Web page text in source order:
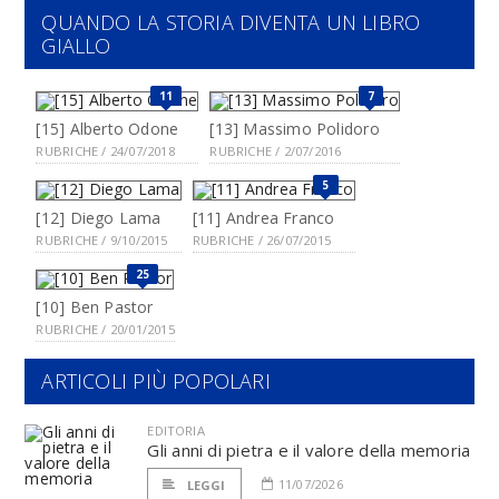
QUANDO LA STORIA DIVENTA UN LIBRO
GIALLO
11
[15] Alberto Odone
RUBRICHE / 24/07/2018
7
[13] Massimo Polidoro
RUBRICHE / 2/07/2016
[12] Diego Lama
RUBRICHE / 9/10/2015
5
[11] Andrea Franco
RUBRICHE / 26/07/2015
25
[10] Ben Pastor
RUBRICHE / 20/01/2015
ARTICOLI PIÙ POPOLARI
EDITORIA
Gli anni di pietra e il valore della memoria
LEGGI 11/07/2026